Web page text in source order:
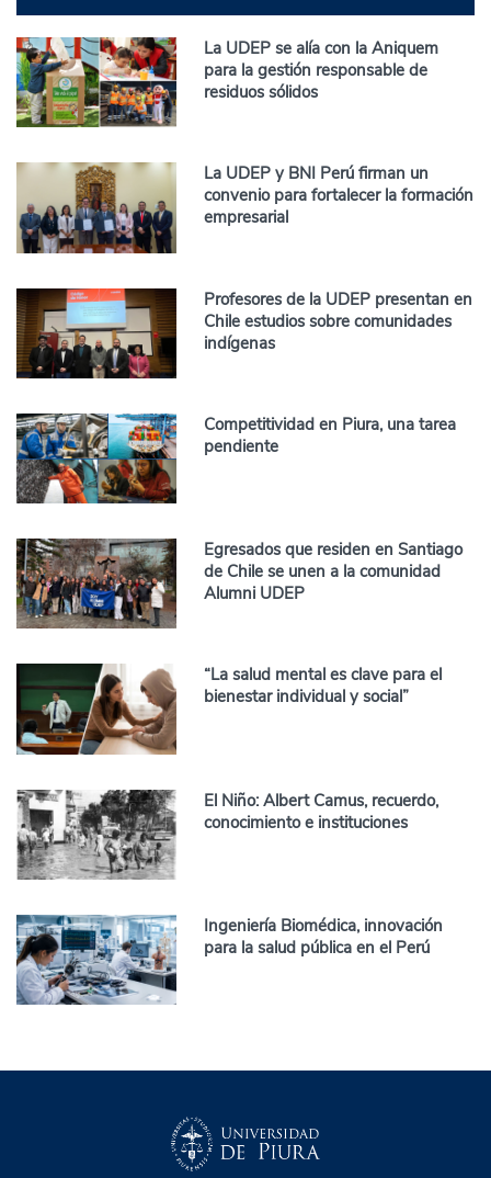
La UDEP se alía con la Aniquem
para la gestión responsable de
residuos sólidos
La UDEP y BNI Perú firman un
convenio para fortalecer la formación
empresarial
Profesores de la UDEP presentan en
Chile estudios sobre comunidades
indígenas
Competitividad en Piura, una tarea
pendiente
Egresados que residen en Santiago
de Chile se unen a la comunidad
Alumni UDEP
“La salud mental es clave para el
bienestar individual y social”
El Niño: Albert Camus, recuerdo,
conocimiento e instituciones
Ingeniería Biomédica, innovación
para la salud pública en el Perú